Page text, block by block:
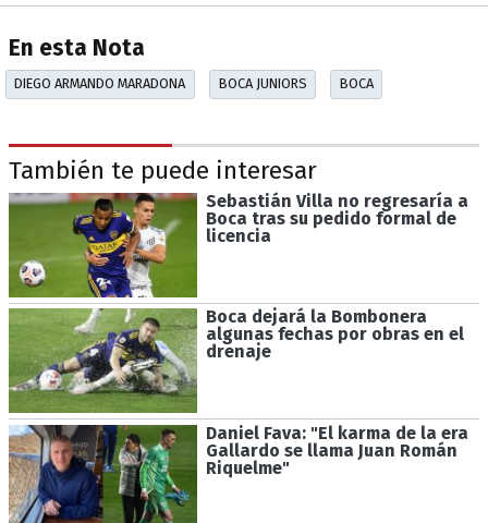
En esta Nota
DIEGO ARMANDO MARADONA BOCA JUNIORS BOCA
También te puede interesar
Sebastián Villa no regresaría a
Boca tras su pedido formal de
licencia
Boca dejará la Bombonera
algunas fechas por obras en el
drenaje
Daniel Fava: "El karma de la era
Gallardo se llama Juan Román
Riquelme"